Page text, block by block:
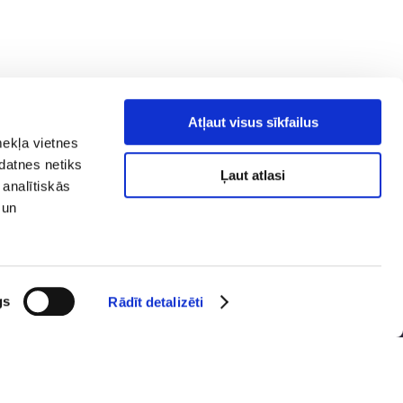
vietnes
netiks
Rādīt detalizēti
Atļaut visus sīkfailus
Ļaut atlasi
karte